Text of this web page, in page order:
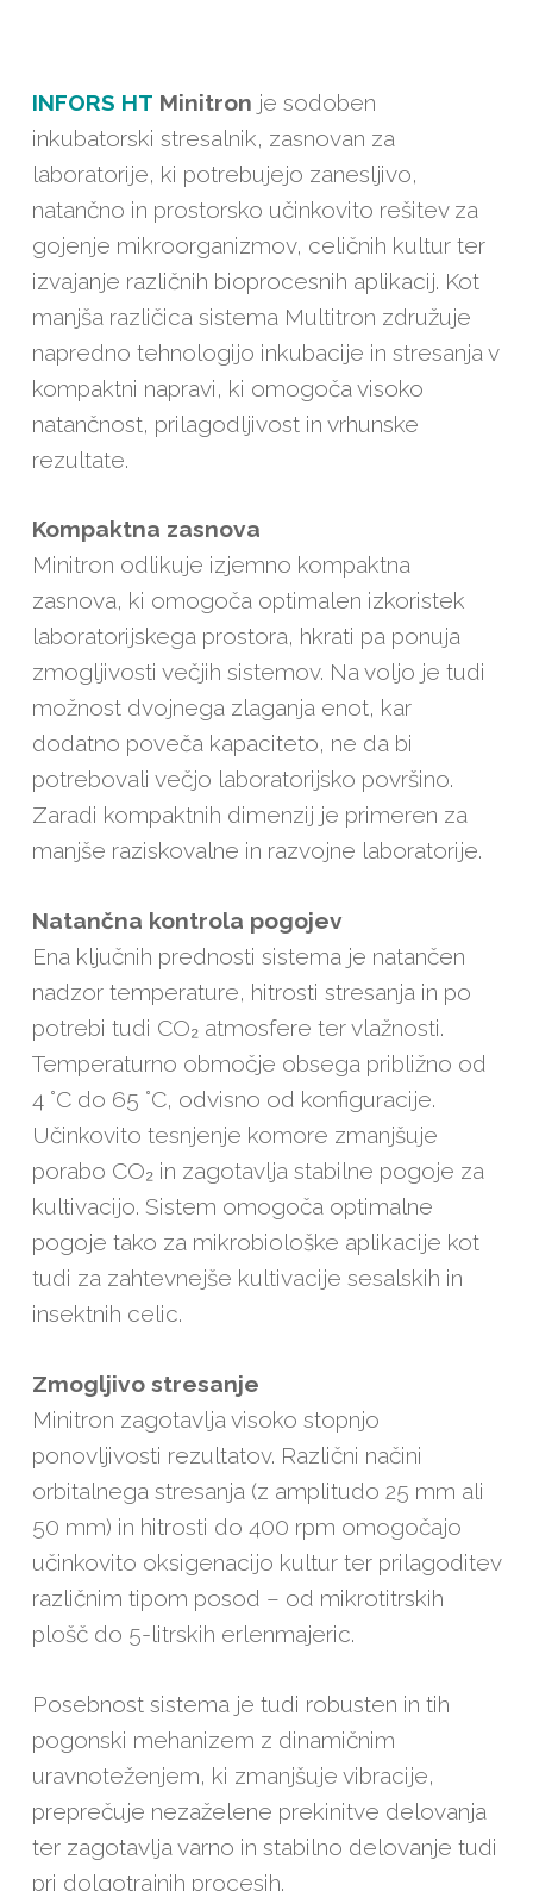
INFORS HT Minitron je sodoben
inkubatorski stresalnik, zasnovan za
laboratorije, ki potrebujejo zanesljivo,
natančno in prostorsko učinkovito rešitev za
gojenje mikroorganizmov, celičnih kultur ter
izvajanje različnih bioprocesnih aplikacij. Kot
manjša različica sistema Multitron združuje
napredno tehnologijo inkubacije in stresanja v
kompaktni napravi, ki omogoča visoko
natančnost, prilagodljivost in vrhunske
rezultate.
Kompaktna zasnova
Minitron odlikuje izjemno kompaktna
zasnova, ki omogoča optimalen izkoristek
laboratorijskega prostora, hkrati pa ponuja
zmogljivosti večjih sistemov. Na voljo je tudi
možnost dvojnega zlaganja enot, kar
dodatno poveča kapaciteto, ne da bi
potrebovali večjo laboratorijsko površino.
Zaradi kompaktnih dimenzij je primeren za
manjše raziskovalne in razvojne laboratorije.
Natančna kontrola pogojev
Ena ključnih prednosti sistema je natančen
nadzor temperature, hitrosti stresanja in po
potrebi tudi CO₂ atmosfere ter vlažnosti.
Temperaturno območje obsega približno od
4 °C do 65 °C, odvisno od konfiguracije.
Učinkovito tesnjenje komore zmanjšuje
porabo CO₂ in zagotavlja stabilne pogoje za
kultivacijo. Sistem omogoča optimalne
pogoje tako za mikrobiološke aplikacije kot
tudi za zahtevnejše kultivacije sesalskih in
insektnih celic.
Zmogljivo stresanje
Minitron zagotavlja visoko stopnjo
ponovljivosti rezultatov. Različni načini
orbitalnega stresanja (z amplitudo 25 mm ali
50 mm) in hitrosti do 400 rpm omogočajo
učinkovito oksigenacijo kultur ter prilagoditev
različnim tipom posod – od mikrotitrskih
plošč do 5-litrskih erlenmajeric.
Posebnost sistema je tudi robusten in tih
pogonski mehanizem z dinamičnim
uravnoteženjem, ki zmanjšuje vibracije,
preprečuje nezaželene prekinitve delovanja
ter zagotavlja varno in stabilno delovanje tudi
pri dolgotrajnih procesih.